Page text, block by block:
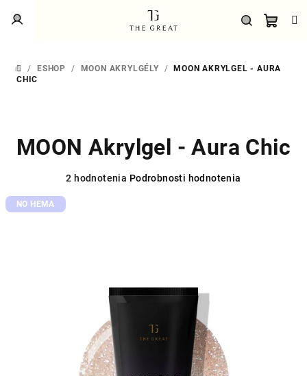
Prihlásenie
DOMOV
/ ESHOP / MOON AKRYLGÉLY /
MOON AKRYLGEL - AURA
CHIC
MOON Akrylgel - Aura Chic
Priemerné
2 hodnotenia Podrobnosti hodnotenia
NO HEMA